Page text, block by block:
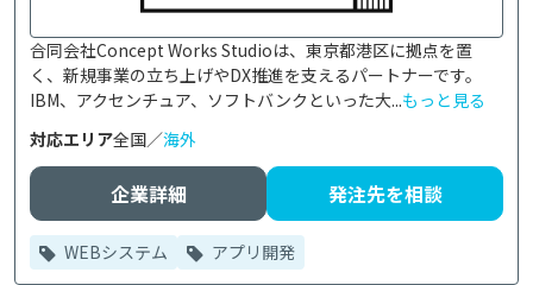
合同会社Concept Works Studioは、東京都港区に拠点を置
く、新規事業の立ち上げやDX推進を支えるパートナーです。
IBM、アクセンチュア、ソフトバンクといった大...もっと見る
対応エリア全国／海外
企業詳細 発注先を相談
WEBシステム アプリ開発